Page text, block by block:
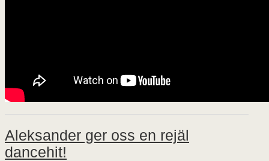
Aleksander ger oss en rejäl
dancehit!